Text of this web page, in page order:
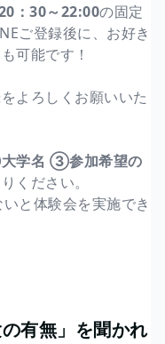
：30～22:00の固定
ご登録後に、お好き
可能です！
よろしくお願いいた
学名 ③参加希望の
ください。
と体験会を実施でき
有無」を聞かれ